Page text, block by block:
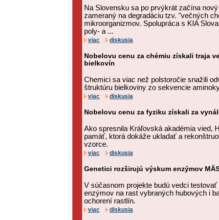
Na Slovensku sa po prvýkrát začína
zameraný na degradáciu tzv. "večných
mikroorganizmov. Spolupráca s KIA
poly- a ...
viac diskusia
Nobelovu cenu za chémiu získali traja
bielkovín
Chemici sa viac než polstoročie snažili
štruktúru bielkoviny zo sekvencie
viac diskusia
Nobelovu cenu za fyziku získali za
Ako spresnila Kráľovská akadémia vied,
pamäť, ktorá dokáže ukladať a
vzorce.
viac diskusia
Genetici rozširujú výskum enzýmov
V súčasnom projekte budú vedci
enzýmov na rast vybraných hubových i
ochorení rastlín.
viac diskusia